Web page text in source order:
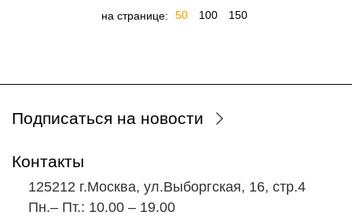
на странице: 50 100 150
Подписаться на новости
Контакты
125212 г.Москва, ул.Выборгская, 16, стр.4
Пн.‒ Пт.: 10.00 ‒ 19.00